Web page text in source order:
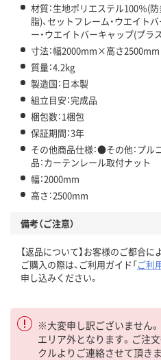
材質：生地ポリエステル100％(
脂)、セットフレーム・ウエイト
ー・ウエイトバーキャップ(プラ
寸法：幅2000mm×高さ2500mm
質量：4.2kg
製造国：日本製
組立目安：完成品
梱包数：1梱包
保証期間：3年
その他商品仕様：●その他：プ
品：カーテンレール取付ナット
幅：2000mm
高さ：2500mm
備考（ご注意）
【返品について】お客様のご都合
ご購入の際は、ご利用ガイド「ご利
申し込みください。
※大変申し訳ございません
エリア外となります。ご注
クルよりご連絡させて頂きま